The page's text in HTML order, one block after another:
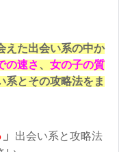
えた出会い系の中か
の速さ、 女の子の質
系とその攻略法をま
」
出会い系と攻略法